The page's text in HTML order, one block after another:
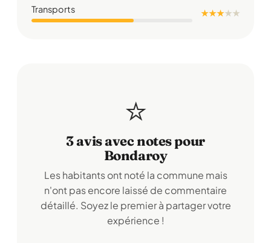
Transports ★ ★ ★★★
⭐
3 avis avec notes pour
Bondaroy
Les habitants ont noté la commune mais
n'ont pas encore laissé de commentaire
détaillé. Soyez le premier à partager votre
expérience !